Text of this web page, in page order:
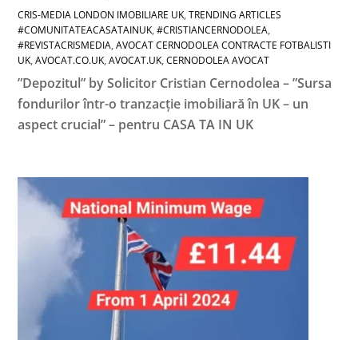
CRIS-MEDIA LONDON IMOBILIARE UK,TRENDING ARTICLES
#COMUNITATEACASATAINUK,#CRISTIANCERNODOLEA,
#REVISTACRISMEDIA,AVOCAT CERNODOLEA CONTRACTE FOTBALISTI
UK,AVOCAT.CO.UK,AVOCAT.UK,CERNODOLEA AVOCAT
”Depozitul” by Solicitor Cristian Cernodolea – ”Sursa
fondurilor într-o tranzacție imobiliară în UK – un
aspect crucial” – pentru CASA TA IN UK